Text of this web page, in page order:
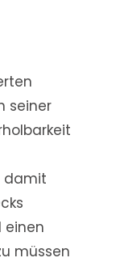
seiner
damit
einen
müssen